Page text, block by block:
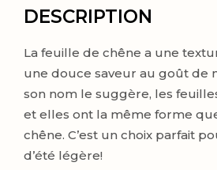
DESCRIPTION
La feuille de chêne a une
une douce saveur au goût de
son nom le suggère, les
et elles ont la même forme
chêne. C’est un choix parfait
d’été légère!